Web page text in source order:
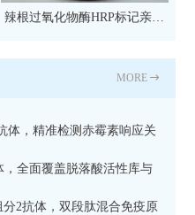
辣根过氧化物酶HRP标记亲和
抗 现货
MORE
体，精准检测赤霉素响应关
全面覆盖脱落酸活性库与
2抗体，双段肽混合免疫原